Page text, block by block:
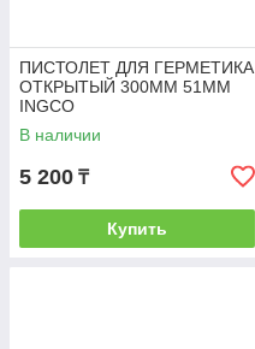
ПИСТОЛЕТ ДЛЯ ГЕРМЕТИКА
ОТКРЫТЫЙ 300ММ 51ММ
INGCO
В наличии
5 200 ₸
Купить